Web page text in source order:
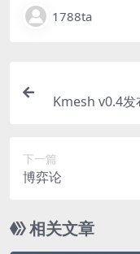
1788ta
Kmesh v0.4发
下一篇
博弈论
相关文章